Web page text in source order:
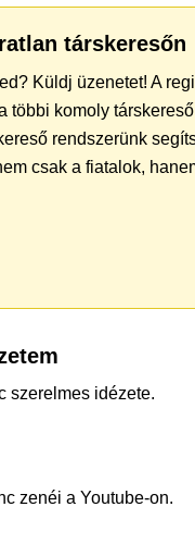
társkeresőn
Küldj üzenetet! A
többi komoly
rendszerünk
csak a fiatalok,
szerelmes idézete.
zenéi a Youtube-on.